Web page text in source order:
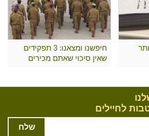
חיפשנו ומצאנו: 3 תפקידים
שאין סיכוי שאתם מכירים
לחיילים
שלח